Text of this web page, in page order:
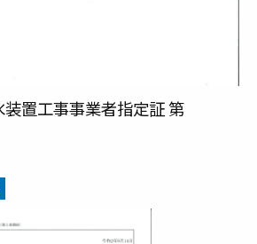
置工事事業者指定証 第